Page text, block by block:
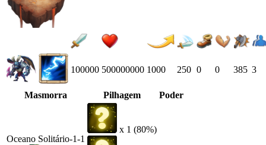
100000 500000000 1000 250 0 0 385 3
Masmorra Pilhagem Poder
Oceano Solitário-1-1
x 1 (80%)